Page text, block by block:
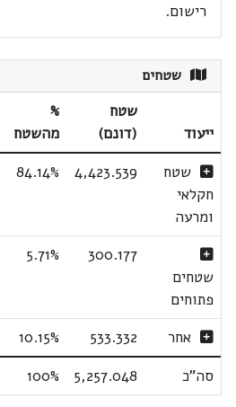
רישום.
שטחים
ייעוד
שטח
(דונם)
%
מהשטח
שטח
חקלאי
ומרעה
4,423.539
84.14%
שטחים
פתוחים
300.177
5.71%
אחר 533.332
10.15%
סה"כ
5,257.048
100%